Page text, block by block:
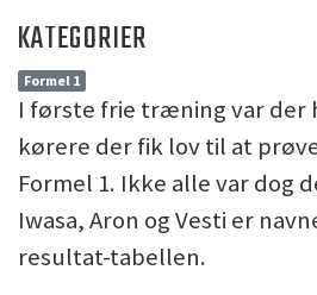
KATEGORIER
Formel 1
I første frie træning var der
kørere der fik lov til at
Formel 1. Ikke alle var dog
Iwasa, Aron og Vesti er
resultat-tabellen.